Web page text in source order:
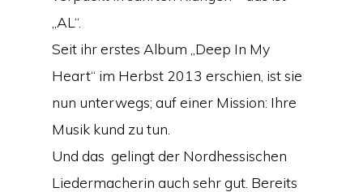
„AL“.
Seit ihr erstes Album „Deep In My
Heart“ im Herbst 2013 erschien, ist sie
nun unterwegs; auf einer Mission: Ihre
Musik kund zu tun.
Und das gelingt der Nordhessischen
Liedermacherin auch sehr gut. Bereits